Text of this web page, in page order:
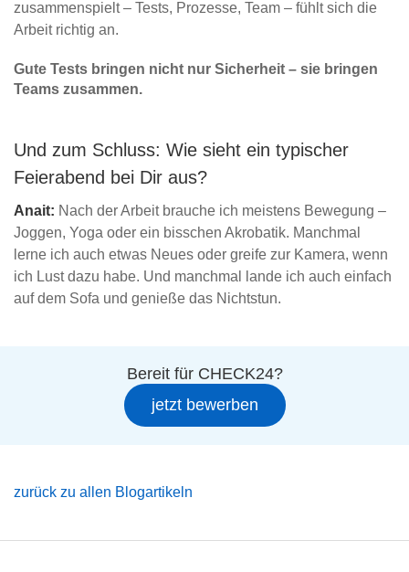
zusammenspielt – Tests, Prozesse, Team – fühlt sich die
Arbeit richtig an.
Gute Tests bringen nicht nur Sicherheit – sie bringen
Teams zusammen.
Und zum Schluss: Wie sieht ein typischer
Feierabend bei Dir aus?
Anait: Nach der Arbeit brauche ich meistens Bewegung –
Joggen, Yoga oder ein bisschen Akrobatik. Manchmal
lerne ich auch etwas Neues oder greife zur Kamera, wenn
ich Lust dazu habe. Und manchmal lande ich auch einfach
auf dem Sofa und genieße das Nichtstun.
Bereit für CHECK24?
jetzt bewerben
zurück zu allen Blogartikeln